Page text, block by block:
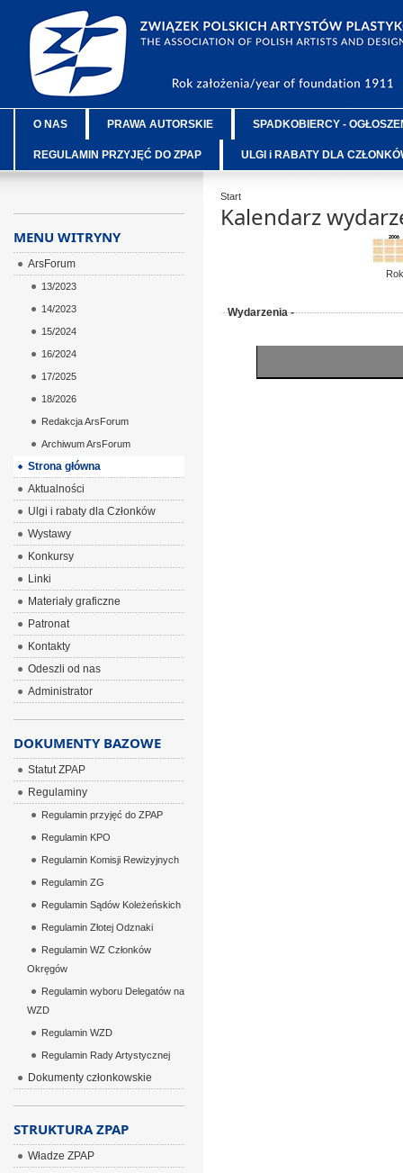
O NAS PRAWA AUTORSKIE SPADKOBIERCY -
REGULAMIN PRZYJĘĆ DO ZPAP ULGI i RABATY DLA
Start
Kalendarz
Rok
Wydarzenia -
MENU WITRYNY
ArsForum
13/2023
14/2023
15/2024
16/2024
17/2025
18/2026
Redakcja ArsForum
Archiwum ArsForum
Strona główna
Aktualności
Ulgi i rabaty dla Członków
Wystawy
Konkursy
Linki
Materiały graficzne
Patronat
Kontakty
Odeszli od nas
Administrator
DOKUMENTY BAZOWE
Statut ZPAP
Regulaminy
Regulamin przyjęć do ZPAP
Regulamin KPO
Regulamin Komisji Rewizyjnych
Regulamin ZG
Regulamin Sądów Koleżeńskich
Regulamin Złotej Odznaki
Regulamin WZ Członków
Okręgów
Regulamin wyboru Delegatów na
WZD
Regulamin WZD
Regulamin Rady Artystycznej
Dokumenty członkowskie
STRUKTURA ZPAP
Władze ZPAP